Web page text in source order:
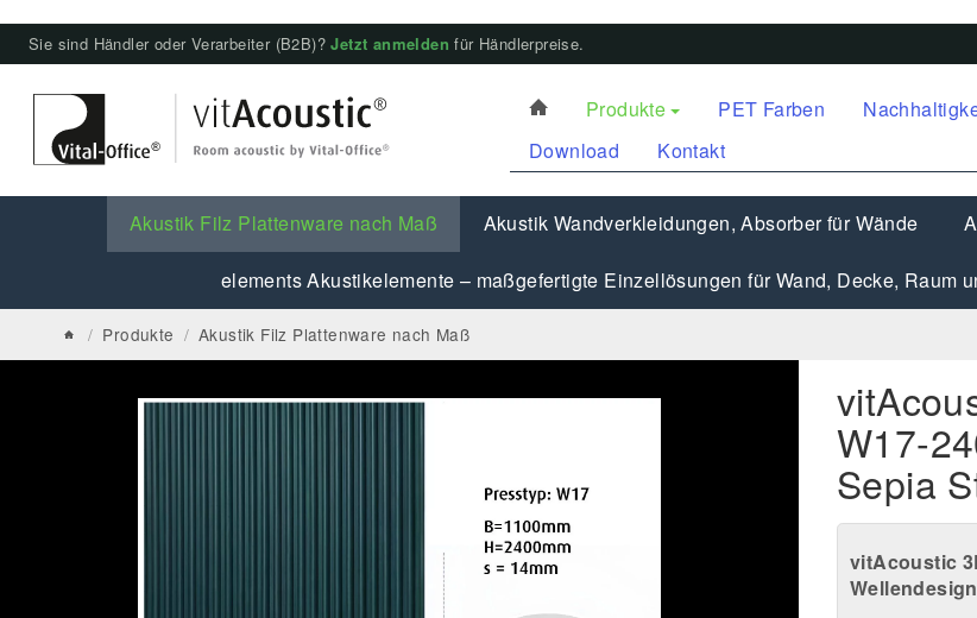
Sie sind Händler oder Verarbeiter (B2B)?Jetzt anmelden für Händlerpreise.
Produkte PET Farben
Download
Kontakt
Akustik Filz Plattenware nach Maß Akustik Wandverkleidungen, Absorber für Wände
elements Akustikelemente – maßgefertigte Einzellösungen für Wand, Decke, Raum
/ Produkte / Akustik Filz Plattenware nach Maß
W17-
Sepia
vitAcoustic